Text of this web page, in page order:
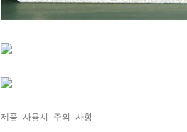
제품 사용시 주의 사항